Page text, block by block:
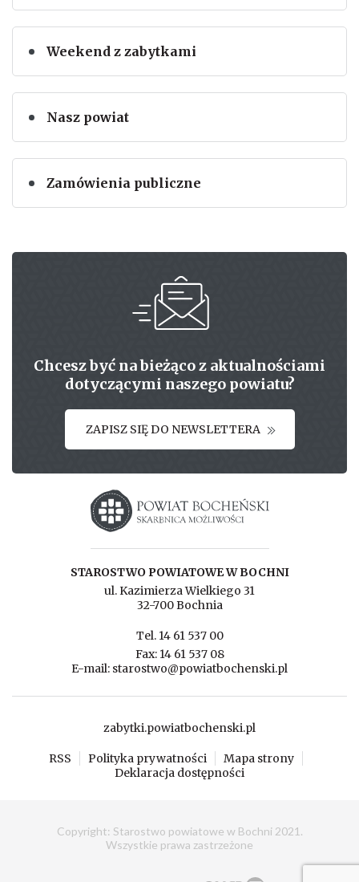
Weekend z zabytkami
Nasz powiat
Zamówienia publiczne
Chcesz być na bieżąco z aktualnościami
dotyczącymi naszego powiatu?
ZAPISZ SIĘ DO NEWSLETTERA
Starostwo powiatowe w Bochni
STAROSTWO POWIATOWE W BOCHNI
ul. Kazimierza Wielkiego 31
32-700 Bochnia
Tel. 14 61 537 00
Fax: 14 61 537 08
E-mail: starostwo@powiatbochenski.pl
zabytki.powiatbochenski.pl
RSS Polityka prywatności
Mapa strony
Deklaracja dostępności
Copyright: Starostwo powiatowe w Bochni 2021.
Wszystkie prawa zastrzeżone